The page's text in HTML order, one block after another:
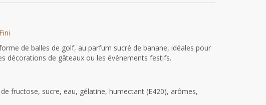
de balles de golf, au parfum sucré de banane, idéales pour
décorations de gâteaux ou les événements festifs.
fructose, sucre, eau, gélatine, humectant (E420), arômes,